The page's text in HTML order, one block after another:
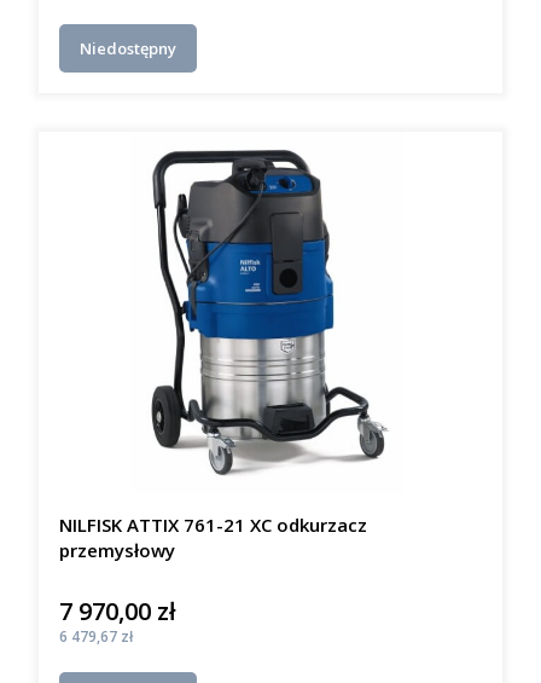
Niedostępny
NILFISK ATTIX 761-21 XC odkurzacz
przemysłowy
Cena
7 970,00 zł
Cena
6 479,67 zł